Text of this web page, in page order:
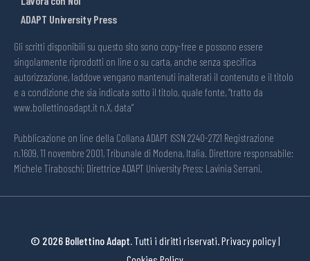
ADAPT University Press
Gli scritti disponibili su questo sito sono copy-free e possono essere
singolarmente riprodotti on line o su carta, anche senza specifica
autorizzazione, laddove vengano mantenuti inalterati il contenuto e il titolo
e a condizione che sia indicata sotto il titolo, quale fonte, “tratto da
www.bollettinoadapt.it n.X, data“
Pubblicazione on line della Collana ADAPT ISSN 2240-2721 Registrazione
n.1609, 11 novembre 2001, Tribunale di Modena, Italia. Direttore responsabile:
Michele Tiraboschi; Direttrice ADAPT University Press: Lavinia Serrani.
© 2026 Bollettino Adapt.Tutti i diritti riservati.Privacy policy|